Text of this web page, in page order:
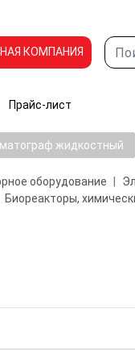
КОМПАНИЯ
Прайс-лист
жидкостный
оборудование
Биореакторы,